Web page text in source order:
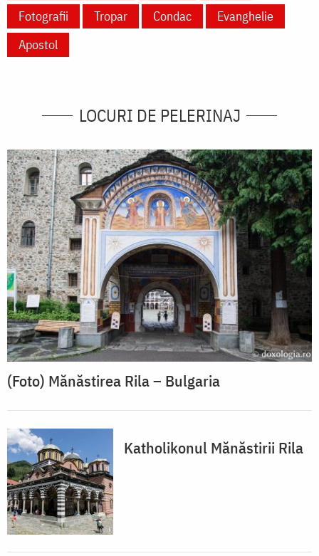
Fotografii
Tropar Condac
Evanghelie
Apostol
LOCURI DE PELERINAJ
(Foto) Mănăstirea Rila – Bulgaria
Katholikonul Mănăstirii Rila